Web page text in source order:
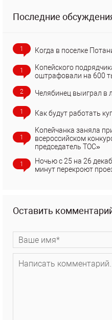
Последние
1 Когда в поселке
1
Копейского
оштрафовали на 600
2 Челябинец выиграл в
1 Как будут работать
1
Копейчанка заняла
всероссийском
председатель ТОС»
1
Ночью с 25 на 26
минут перекроют
Оставить